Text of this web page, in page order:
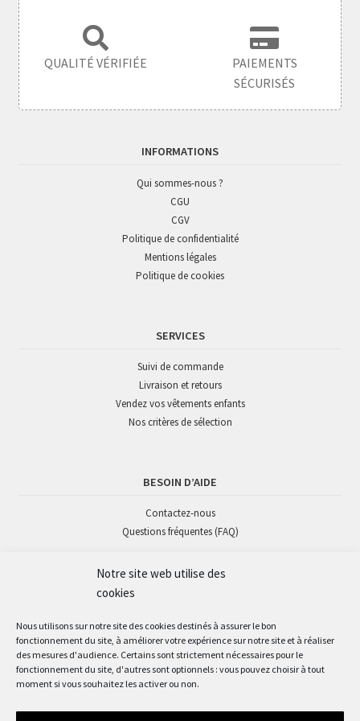
Notre site web utilise des
cookies
Nous utilisons sur notre site des cookies destinés à assurer le bon
fonctionnement du site, à améliorer votre expérience sur notre site et à réaliser
des mesures d'audience. Certains sont strictement nécessaires pour le
fonctionnement du site, d'autres sont optionnels : vous pouvez choisir à tout
moment si vous souhaitez les activer ou non.
enfant
QUALITÉ VÉRIFIÉE
PAIEMENTS
SÉCURISÉS
INFORMATIONS
Qui sommes-nous ?
CGU
CGV
Politique de confidentialité
Mentions légales
Politique de cookies
SERVICES
Suivi de commande
Livraison et retours
Vendez vos vêtements enfants
Nos critères de sélection
BESOIN D’AIDE
Contactez-nous
Questions fréquentes (FAQ)